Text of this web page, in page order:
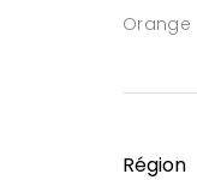
Orange
Région